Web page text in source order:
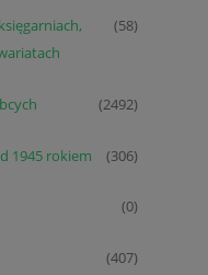
(58)
(2492)
1945 rokiem (306)
(0)
(407)